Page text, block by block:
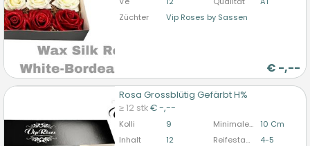
Züchter
Vip Roses by Sassen
€ -,--
Rosa Grossblütig Gefärbt H%
≥ 12 stk€ -,--
Kolli 9 Minimale Stiellänge
10 Cm
Inhalt
12 Reifestadium
4-5
Rosa Grossblütig Gefärbt H%
U moet ingelogd zijn om te kunnen kopen.
Hier
bitte anmelden